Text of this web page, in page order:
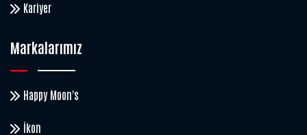
Kariyer
Markalarımız
Happy Moon's
İkon